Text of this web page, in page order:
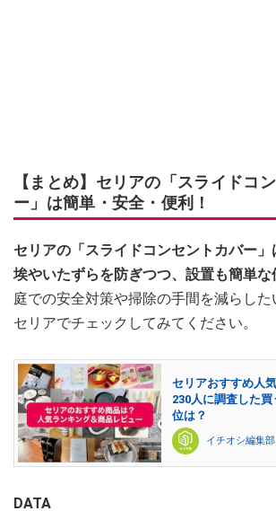
【まとめ】セリアの「スライドコ
ー」は簡単・安全・便利！
セリアの「スライドコンセントカバー
埃やいたずらを防ぎつつ、設置も簡単な
庭での安全対策や掃除の手間を減らし
セリアでチェックしてみてください。
セリアおすすめ人
230人に調査した
位は？
イチオシ編集
DATA